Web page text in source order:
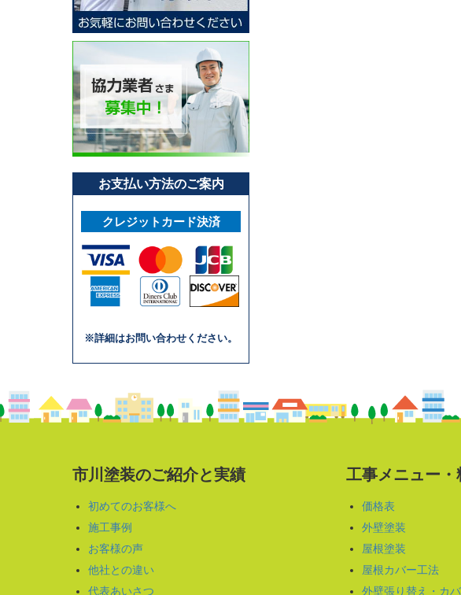
お支払い方法のご案内
クレジットカード決済
※詳細はお問い合わせください。
市川塗装のご紹介と実績
初めてのお客様へ
施工事例
お客様の声
他社との違い
代表あいさつ
工事メニュー・
価格表
外壁塗装
屋根塗装
屋根カバー工法
外壁張り替え・カ